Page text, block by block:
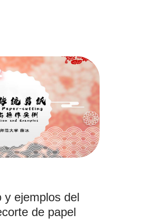
y ejemplos del
de papel